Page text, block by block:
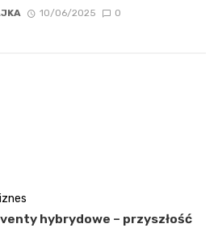
10/06/2025 0
hybrydowe – przyszłość